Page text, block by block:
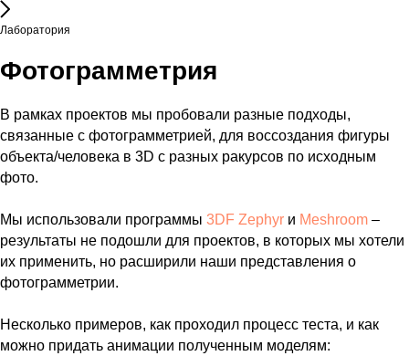
Лаборатория
Фотограмметрия
В рамках проектов мы пробовали разные подходы,
связанные с фотограмметрией, для воссоздания фигуры
объекта/человека в 3D с разных ракурсов по исходным
фото.
Мы использовали программы 3DF Zephyr и Meshroom –
результаты не подошли для проектов, в которых мы хотели
их применить, но расширили наши представления о
фотограмметрии.
Несколько примеров, как проходил процесс теста, и как
можно придать анимации полученным моделям: